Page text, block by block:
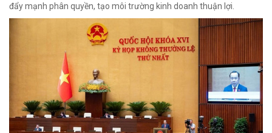
đẩy mạnh phân quyền, tạo môi trường kinh doanh thuận lợi.